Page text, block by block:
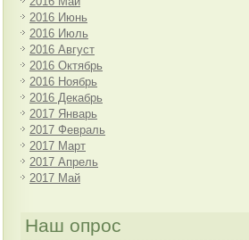
2016 Июнь
2016 Июль
2016 Август
2016 Октябрь
2016 Ноябрь
2016 Декабрь
2017 Январь
2017 Февраль
2017 Март
2017 Апрель
2017 Май
Наш опрос